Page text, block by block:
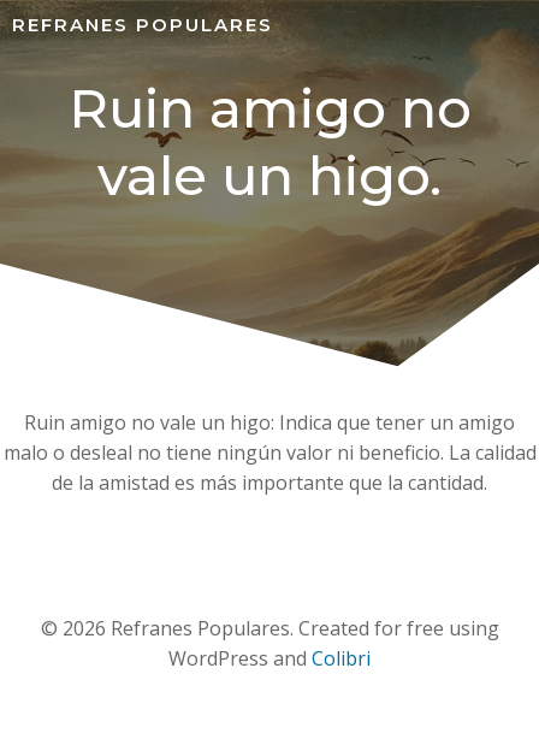
REFRANES POPULARES
Ruin amigo no
vale un higo.
Ruin amigo no vale un higo: Indica que tener un amigo
malo o desleal no tiene ningún valor ni beneficio. La calidad
de la amistad es más importante que la cantidad.
© 2026 Refranes Populares. Created for free using
WordPress and Colibri